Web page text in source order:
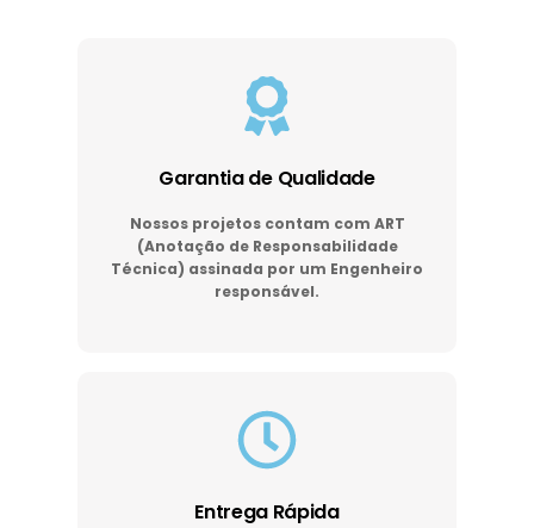
Garantia de Qualidade
Nossos projetos contam com ART
(Anotação de Responsabilidade
Técnica) assinada por um Engenheiro
responsável.
Entrega Rápida